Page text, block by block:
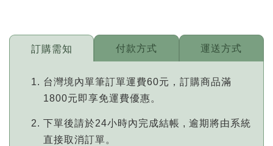
訂購需知
台灣境內單筆訂單運費60元，訂購商品滿
1800元即享免運費優惠。
下單後請於24小時內完成結帳 , 逾期將由系統
直接取消訂單。
付款方式 運送方式